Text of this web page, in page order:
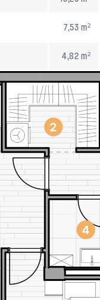
7,53 m²
4,82 m²